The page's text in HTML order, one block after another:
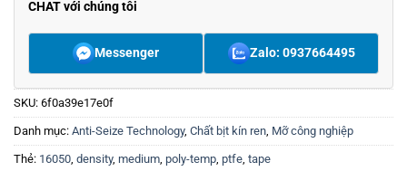
CHAT với chúng tôi
Messenger Zalo: 0937664495
SKU: 6f0a39e17e0f
Danh mục: Anti-Seize Technology, Chất bịt kín ren Mỡ công nghiệp
Thẻ: 16050 density, medium poly-temp ptfe tape